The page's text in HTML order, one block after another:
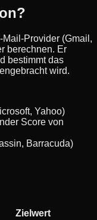
Provider (Gmail,
berechnen. Er
bestimmt das
wird.
Yahoo)
Score von
Barracuda)
Zielwert